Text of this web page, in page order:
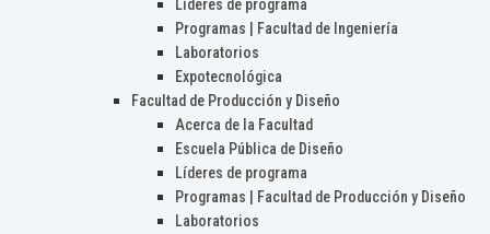
Líderes de programa
Programas | Facultad de Ingeniería
Laboratorios
Expotecnológica
Facultad de Producción y Diseño
Acerca de la Facultad
Escuela Pública de Diseño
Líderes de programa
Programas | Facultad de Producción y Diseño
Laboratorios